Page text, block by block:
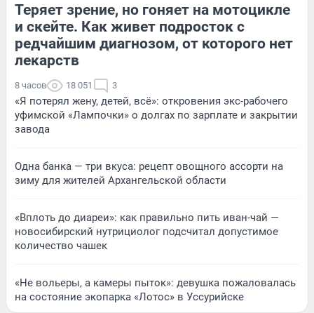
Теряет зрение, но гоняет на мотоцикле
и скейте. Как живет подросток с
редчайшим диагнозом, от которого нет
лекарств
8 часов 18 051 3
«Я потерял жену, детей, всё»: откровения экс-рабочего
уфимской «Лампочки» о долгах по зарплате и закрытии
завода
Одна банка — три вкуса: рецепт овощного ассорти на
зиму для жителей Архангельской области
«Вплоть до диареи»: как правильно пить иван-чай —
новосибирский нутрициолог подсчитал допустимое
количество чашек
«Не вольеры, а камеры пыток»: девушка пожаловалась
на состояние экопарка «Лотос» в Уссурийске